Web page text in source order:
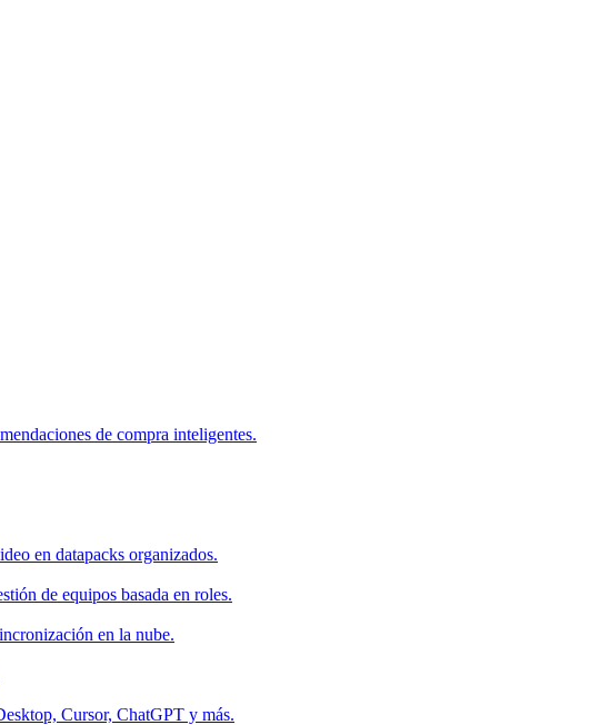
de compra inteligentes.
en datapacks organizados.
de equipos basada en roles.
en la nube.
Cursor, ChatGPT y más.